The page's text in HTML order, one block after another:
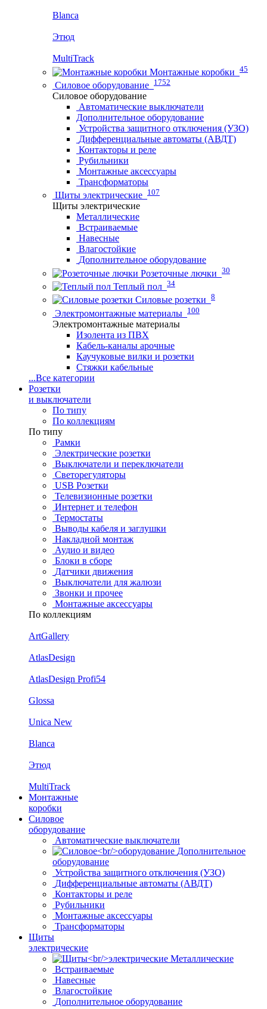
Blanca
Этюд
MultiTrack
Монтажные коробки 45
Силовое оборудование 1752
Силовое оборудование
Автоматические выключатели
Дополнительное оборудование
Устройства защитного отключения (УЗО)
Дифференциальные автоматы (АВДТ)
Контакторы и реле
Рубильники
Монтажные аксессуары
Трансформаторы
Щиты электрические 107
Щиты электрические
Металлические
Встраиваемые
Навесные
Влагостойкие
Дополнительное оборудование
Розеточные лючки 30
Теплый пол 34
Силовые розетки 8
Электромонтажные материалы 100
Электромонтажные материалы
Изолента из ПВХ
Кабель-каналы арочные
Каучуковые вилки и розетки
Стяжки кабельные
...Все категории
Розетки
и выключатели
По типу
По коллекциям
По типу
Рамки
Электрические розетки
Выключатели и переключатели
Светорегуляторы
USB Розетки
Телевизионные розетки
Интернет и телефон
Термостаты
Выводы кабеля и заглушки
Накладной монтаж
Аудио и видео
Блоки в сборе
Датчики движения
Выключатели для жалюзи
Звонки и прочее
Монтажные аксессуары
По коллекциям
ArtGallery
AtlasDesign
AtlasDesign Profi54
Glossa
Unica New
Blanca
Этюд
MultiTrack
Монтажные
коробки
Силовое
оборудование
Автоматические выключатели
Дополнительное
оборудование
Устройства защитного отключения (УЗО)
Дифференциальные автоматы (АВДТ)
Контакторы и реле
Рубильники
Монтажные аксессуары
Трансформаторы
Щиты
электрические
Металлические
Встраиваемые
Навесные
Влагостойкие
Дополнительное оборудование